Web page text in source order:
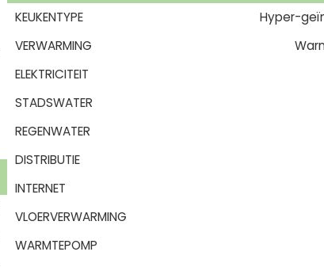
KEUKENTYPE
Hyper-
VERWARMING
ELEKTRICITEIT
STADSWATER
REGENWATER
DISTRIBUTIE
INTERNET
VLOERVERWARMING
WARMTEPOMP